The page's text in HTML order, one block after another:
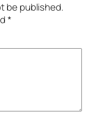
be published.
*